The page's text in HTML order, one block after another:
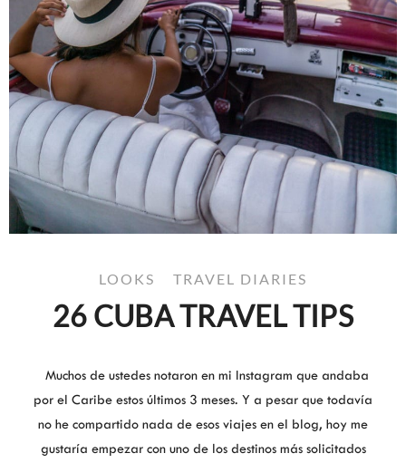
LOOKS TRAVEL DIARIES
26 CUBA TRAVEL TIPS
Muchos de ustedes notaron en mi Instagram que andaba
por el Caribe estos últimos 3 meses. Y a pesar que todavía
no he compartido nada de esos viajes en el blog, hoy me
gustaría empezar con uno de los destinos más solicitados